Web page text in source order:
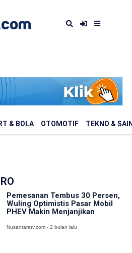
& BOLA OTOMOTIF TEKNO &
Pemesanan Tembus 30 Persen,
Wuling Optimistis Pasar Mobil
PHEV Makin Menjanjikan
Nusantaratv.com - 2 bulan lalu